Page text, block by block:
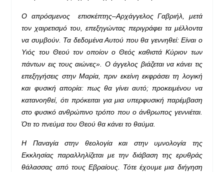
Ο απρόσμενος επισκέπτης–Αρχάγγελος Γαβριήλ, μετά
τον χαιρετισμό του, επεξηγώντας περιγράφει τα μέλλοντα
να συμβούν. Τα δεδομένα Αυτού που θα γεννηθεί: Είναι ο
Υιός του Θεού τον οποίον ο Θεός καθιστά Κύριον των
πάντων εις τους αιώνες». Ο άγγελος βιάζεται να κάνει τις
επεξηγήσεις στην Μαρία, πριν εκείνη εκφράσει τη λογική
και φυσική απορία: πως θα γίνει αυτό; προκειμένου να
κατανοηθεί, ότι πρόκειται για μια υπερφυσική παρέμβαση
στο φυσικό ανθρώπινο τρόπο που ο άνθρωπος γεννιέται.
Ότι το πνεύμα του Θεού θα κάνει το θαύμα.
Η Παναγία στην θεολογία και στην υμνολογία της
Εκκλησίας παραλληλίζεται με την διάβαση της ερυθράς
θάλασσας από τους Εβραίους. Τότε έχουμε μια διήγηση